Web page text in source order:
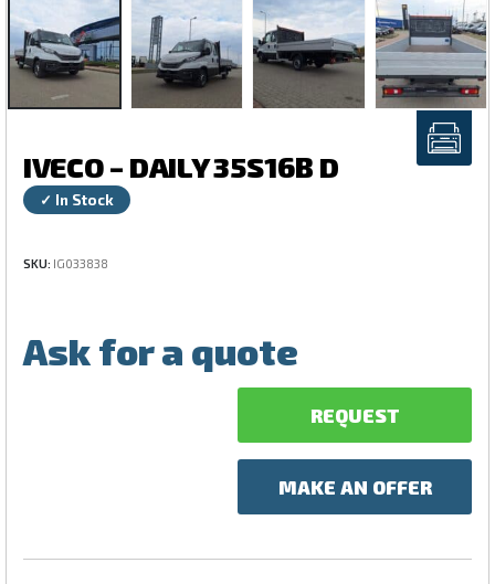
IVECO – DAILY 35S16B D
✓ In Stock
SKU: IG033838
Ask for a quote
REQUEST
MAKE AN OFFER